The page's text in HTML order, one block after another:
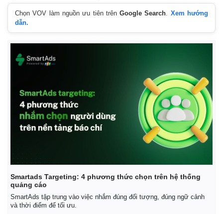
Infographic
Chọn VOV làm nguồn ưu tiên trênGoogle Search. Xem hướng
dẫn.
Smartads Targeting: 4 phương thức chọn trên hệ thống
quảng cáo
SmartAds tập trung vào việc nhắm đúng đối tượng, đúng ngữ cảnh
và thời điểm để tối ưu.